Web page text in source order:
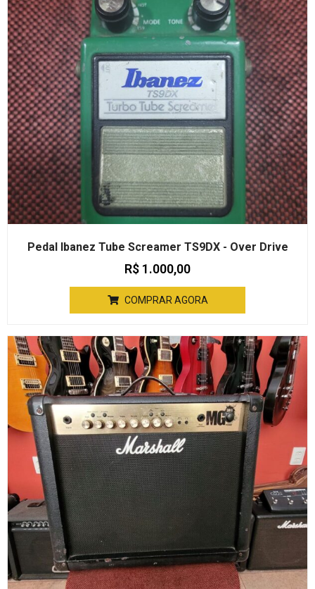
Pedal Ibanez Tube Screamer TS9DX - Over Drive
R$ 1.000,00
COMPRAR AGORA